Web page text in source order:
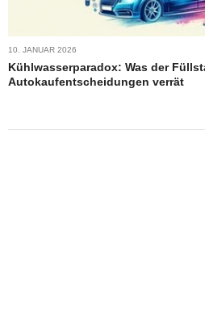
10. JANUAR 2026
Kühlwasserparadox: Was der
Autokaufentscheidungen verrät